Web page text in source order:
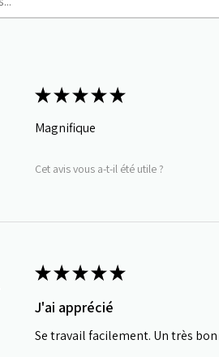
★★★★★
Magnifique
Cet avis vous a-t-il été utile ?
★★★★★
J'ai apprécié
Se travail facilement. Un très